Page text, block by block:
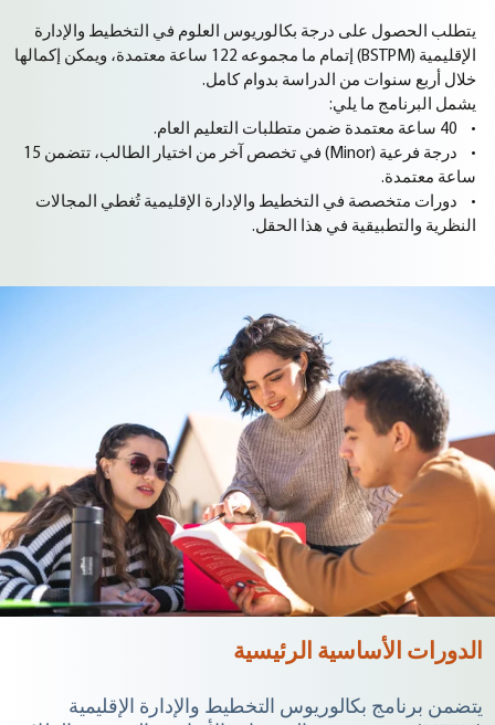
يتطلب الحصول على درجة بكالوريوس العلوم في التخطيط والإدارة
الإقليمية (BSTPM) إتمام ما مجموعه 122 ساعة معتمدة، ويمكن إكمالها
خلال أربع سنوات من الدراسة بدوام كامل.
يشمل البرنامج ما يلي:
• 40 ساعة معتمدة ضمن متطلبات التعليم العام.
• درجة فرعية (Minor) في تخصص آخر من اختيار الطالب، تتضمن 15
ساعة معتمدة.
• دورات متخصصة في التخطيط والإدارة الإقليمية تُغطي المجالات
النظرية والتطبيقية في هذا الحقل.
الدورات الأساسية الرئيسية
يتضمن برنامج بكالوريوس التخطيط والإدارة الإقليمية